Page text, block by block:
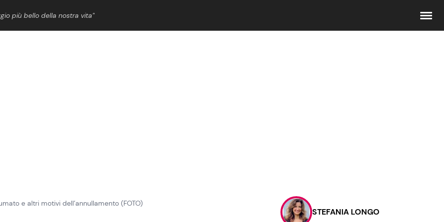
più bello della nostra vita”
Contattaci
Pubblicità
e altri motivi dell’annullamento (FOTO)
STEFANIA LONGO